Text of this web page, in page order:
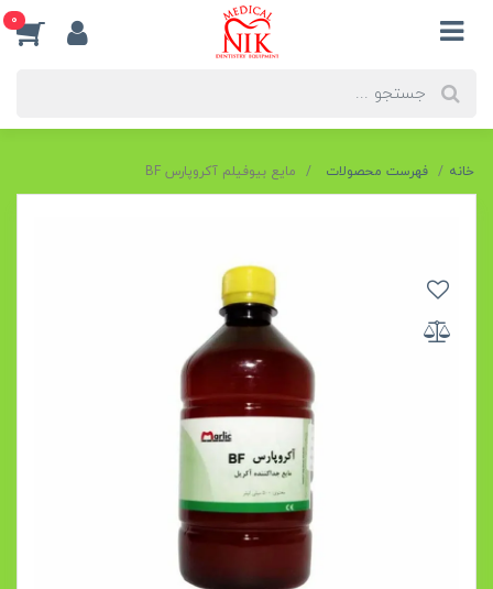
0
خانه فهرست محصولات مایع بیوفیلم آکروپارس BF